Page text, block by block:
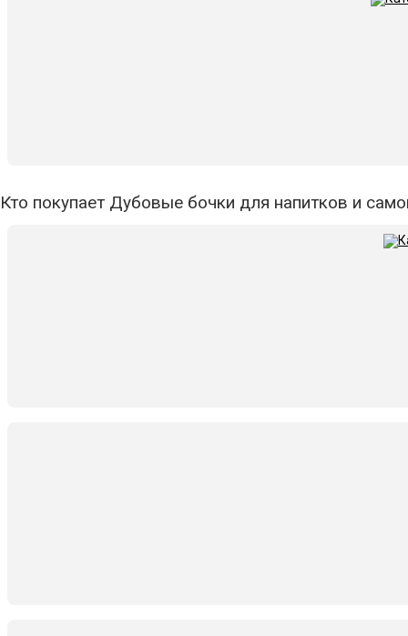
Кто покупает Дубовые бочки для напитков и